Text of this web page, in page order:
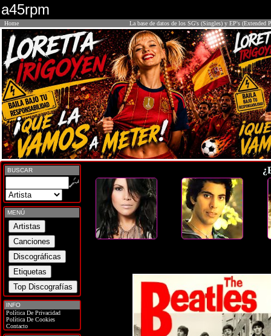
a45rpm
Home La base de datos de los SG's (Singles) y EP's (Extended
BUSCAR
MENÚ
INFO
Política De Privacidad
Política De Cookies
Contacto